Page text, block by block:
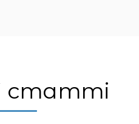
статті